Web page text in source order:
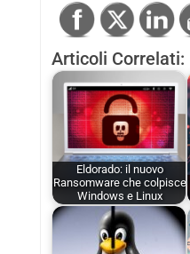
Articoli Correlati:
Eldorado: il nuovo
Ransomware che colpisce
Windows e Linux